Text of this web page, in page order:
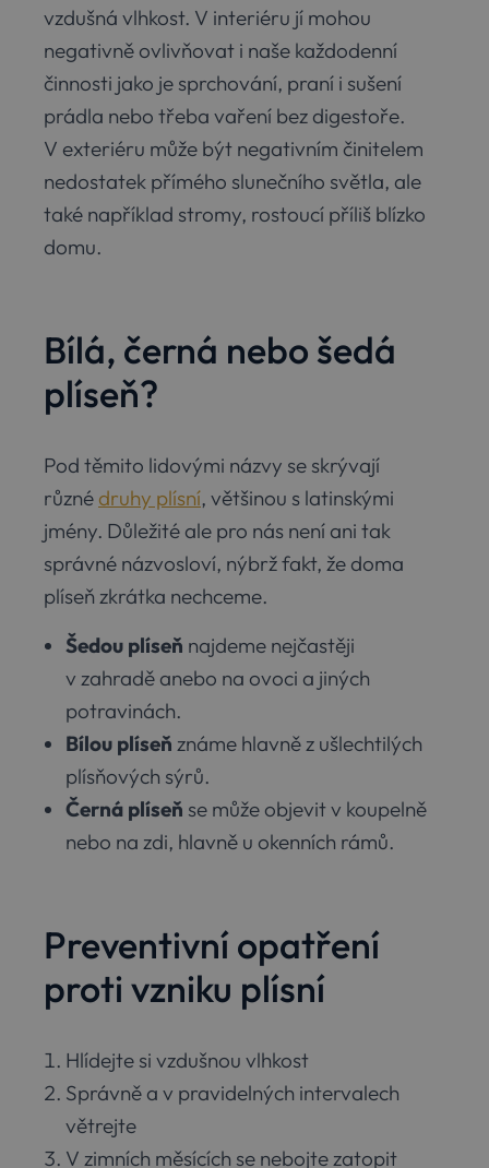
vzdušná vlhkost. V interiéru jí mohou
negativně ovlivňovat i naše každodenní
činnosti jako je sprchování, praní i sušení
prádla nebo třeba vaření bez digestoře.
V exteriéru může být negativním činitelem
nedostatek přímého slunečního světla, ale
také například stromy, rostoucí příliš blízko
domu.
Bílá, černá nebo šedá
plíseň?
Pod těmito lidovými názvy se skrývají
různé druhy plísní, většinou s latinskými
jmény. Důležité ale pro nás není ani tak
správné názvosloví, nýbrž fakt, že doma
plíseň zkrátka nechceme.
Šedou plíseň najdeme nejčastěji
v zahradě anebo na ovoci a jiných
potravinách.
Bílou plíseň známe hlavně z ušlechtilých
plísňových sýrů.
Černá plíseň se může objevit v koupelně
nebo na zdi, hlavně u okenních rámů.
Preventivní opatření
proti vzniku plísní
Hlídejte si vzdušnou vlhkost
Správně a v pravidelných intervalech
větrejte
V zimních měsících se nebojte zatopit